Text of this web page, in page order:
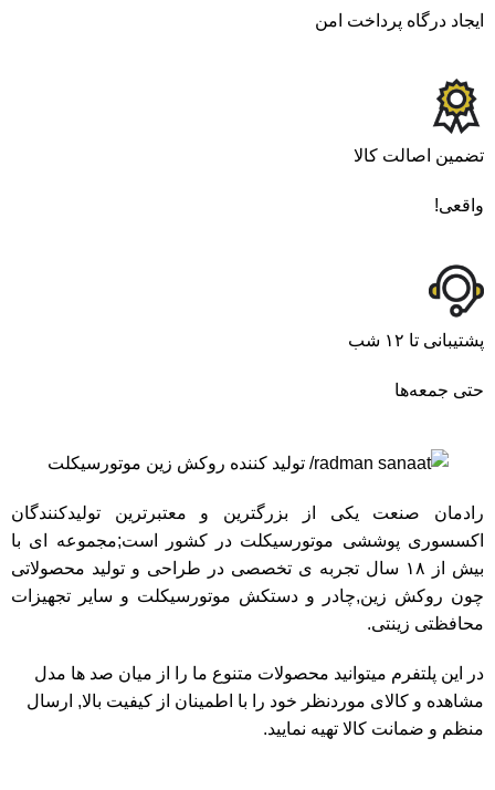
ایجاد درگاه پرداخت امن
تضمین اصالت کالا
واقعی!
پشتیبانی تا ۱۲ شب
حتی جمعه‌ها
رادمان صنعت یکی از بزرگترین و معتبرترین تولیدکنندگان
اکسسوری پوششی موتورسیکلت در کشور است;مجموعه ای با
بیش از ۱۸ سال تجربه ی تخصصی در طراحی و تولید محصولاتی
چون روکش زین,چادر و دستکش موتورسیکلت و سایر تجهیزات
محافظتی زینتی.
در این پلتفرم میتوانید محصولات متنوع ما را از میان صد ها مدل
مشاهده و کالای موردنظر خود را با اطمینان از کیفیت بالا, ارسال
منظم و ضمانت کالا تهیه نمایید.